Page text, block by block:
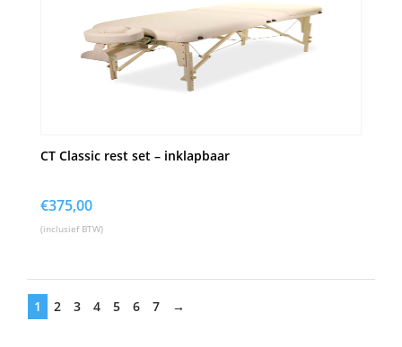
CT Classic rest set – inklapbaar
€375,00
(inclusief BTW)
1 2 3 4 5 6 7 →